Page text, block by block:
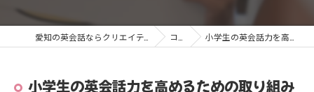
コラム 小学生の英会話力を高めるための取り組み
小学生の英会話力を高めるための取り組み